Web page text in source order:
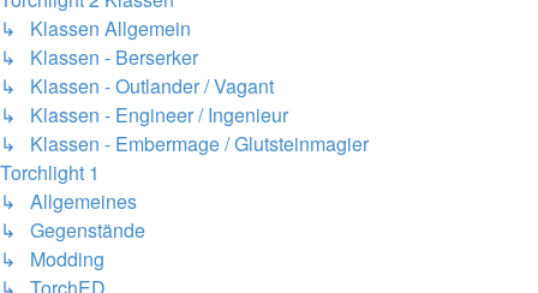
↳ Klassen Allgemein
↳ Klassen - Berserker
↳ Klassen - Outlander / Vagant
↳ Klassen - Engineer / Ingenieur
↳ Klassen - Embermage / Glutsteinmagier
Torchlight 1
↳ Allgemeines
↳ Gegenstände
↳ Modding